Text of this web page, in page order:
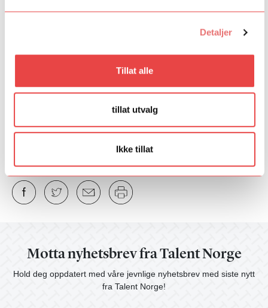
Detaljer
Tillat alle
tillat utvalg
Ikke tillat
kompetansedeling og flere møteplasser for de ulike Talent
grad fremover.
Nei
Motta nyhetsbrev fra Talent Norge
Hold deg oppdatert med våre jevnlige nyhetsbrev med siste nytt
fra Talent Norge!